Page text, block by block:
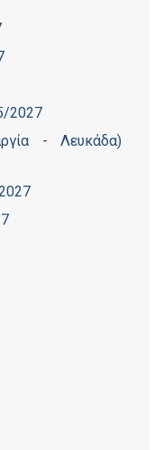
2027
- Λευκάδα)